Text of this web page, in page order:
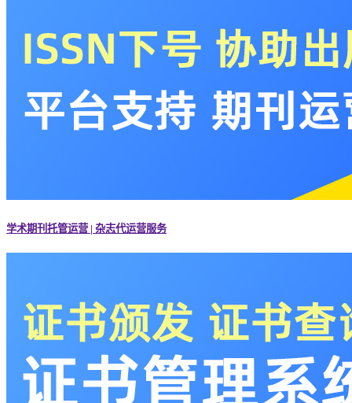
学术期刊托管运营 | 杂志代运营服务